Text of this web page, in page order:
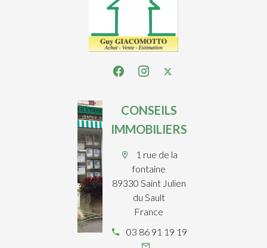
CONSEILS
IMMOBILIERS
1 rue de la
fontaine
89330 Saint Julien
du Sault
France
03 86 91 19 19